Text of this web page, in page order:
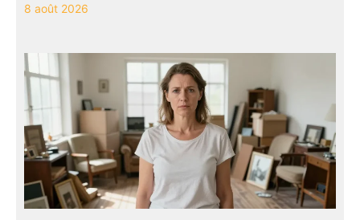
8 août 2026